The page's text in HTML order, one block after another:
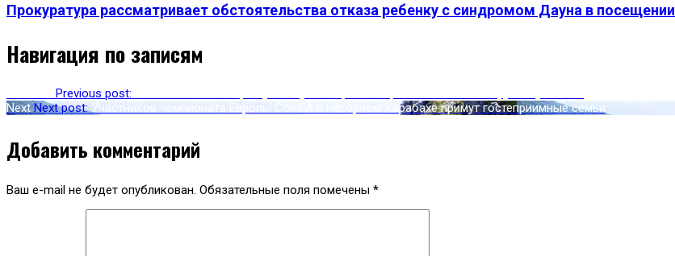
Прокуратура рассматривает обстоятельства отказа ребенку с синдромом Дауна в
Навигация по записям
Previous post:
Next Next post: Участников чемпионата Европы ConIFA в Нагорном Карабахе примут гостеприимные семьи
Добавить комментарий
Ваш e-mail не будет опубликован. Обязательные поля помечены *